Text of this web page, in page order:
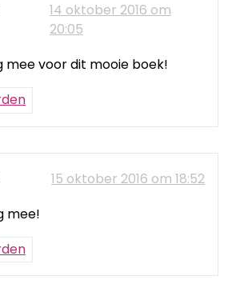
14 oktober 2016 om
20:05
mee voor dit mooie boek!
15 oktober 2016 om 18:52
mee!